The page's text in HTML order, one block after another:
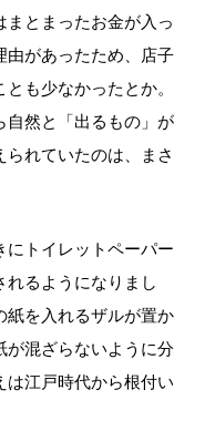
まとまったお金が入っ
由があったため、店子
も少なかったとか。
自然と「出るもの」が
れていたのは、まさ
にトイレットペーパー
れるようになりまし
紙を入れるザルが置か
が混ざらないように分
は江戸時代から根付い